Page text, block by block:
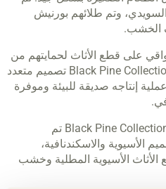
وتم طلائهم بورنيش
الخشب.
على قطع الأثاث لحمايتهم من
التلف والاهتراء. لدى مجموعة Black Pine Collection تصميم متعدد
إنتاجه صديقة للبيئة وموفرة
وتجدر الإشارة إلى أن مجموعة Black Pine Collection تم
الأسيوية والاسكندنافية،
الأسيوية المطلية وخشب